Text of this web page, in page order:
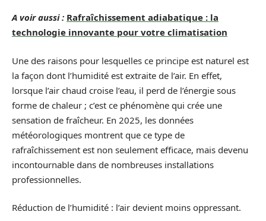
A voir aussi : Rafraîchissement adiabatique : la
technologie innovante pour votre climatisation
Une des raisons pour lesquelles ce principe est naturel est
la façon dont l’humidité est extraite de l’air. En effet,
lorsque l’air chaud croise l’eau, il perd de l’énergie sous
forme de chaleur ; c’est ce phénomène qui crée une
sensation de fraîcheur. En 2025, les données
météorologiques montrent que ce type de
rafraîchissement est non seulement efficace, mais devenu
incontournable dans de nombreuses installations
professionnelles.
Réduction de l’humidité : l’air devient moins oppressant.